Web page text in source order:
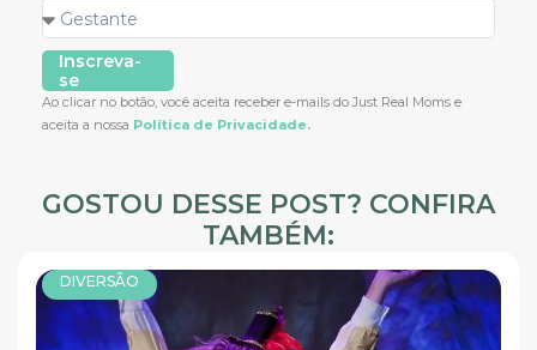
Inscreva-
se
Ao clicar no botão, você aceita receber e-mails do Just Real Moms e
aceita a nossa Política de Privacidade.
GOSTOU DESSE POST? CONFIRA
TAMBÉM:
DIVERSÃO